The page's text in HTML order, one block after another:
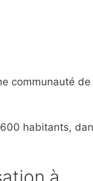
communauté de
habitants,